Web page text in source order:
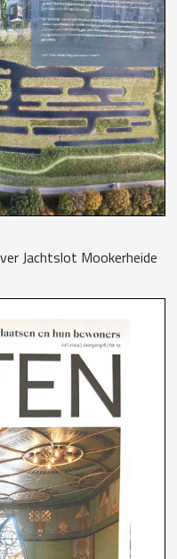
Jachtslot Mookerheide